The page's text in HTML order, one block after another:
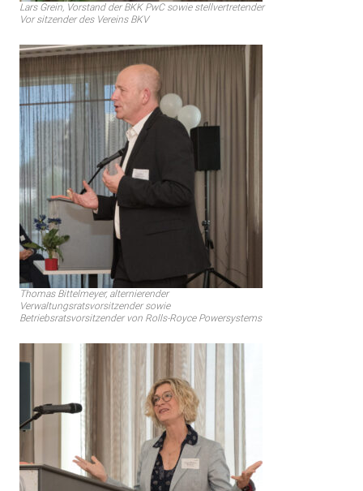
Lars Grein, Vorstand der BKK PwC sowie stellvertretender
Vor sitzender des Vereins BKV
Thomas Bittelmeyer, alternierender
Verwaltungsratsvorsitzender sowie
Betriebsratsvorsitzender von Rolls-Royce Powersystems